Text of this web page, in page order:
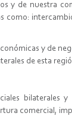
y de nuestra
como:
y de
de esta
bilaterales
comercial,